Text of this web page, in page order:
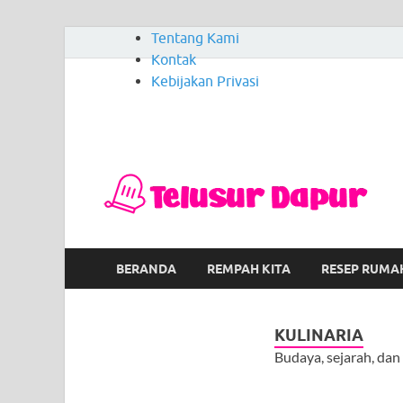
Tentang Kami
Kontak
Kebijakan Privasi
BERANDA REMPAH KITA RESEP
KULINARIA
Budaya, sejarah,